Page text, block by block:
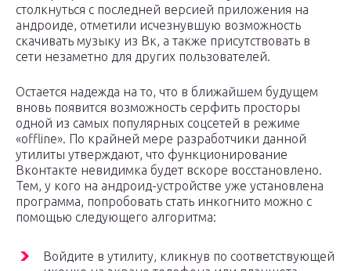
столкнуться с последней версией приложения на
андроиде, отметили исчезнувшую возможность
скачивать музыку из Вк, а также присутствовать в
сети незаметно для других пользователей.
Остается надежда на то, что в ближайшем будущем
вновь появится возможность серфить просторы
одной из самых популярных соцсетей в режиме
«offline». По крайней мере разработчики данной
утилиты утверждают, что функционирование
Вконтакте невидимка будет вскоре восстановлено.
Тем, у кого на андроид-устройстве уже установлена
программа, попробовать стать инкогнито можно с
помощью следующего алгоритма:
Войдите в утилиту, кликнув по соответствующей